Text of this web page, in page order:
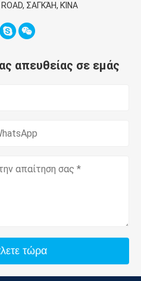
ΣΑΓΚΆΗ, ΚΊΝΑ
απευθείας σε εμάς
τώρα